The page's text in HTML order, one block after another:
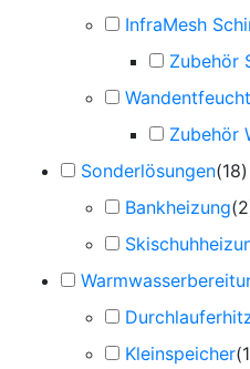
InfraMesh
Zubehör
Zubehör
Sonderlösungen(18)
Bankheizung(2
Kleinspeicher(1